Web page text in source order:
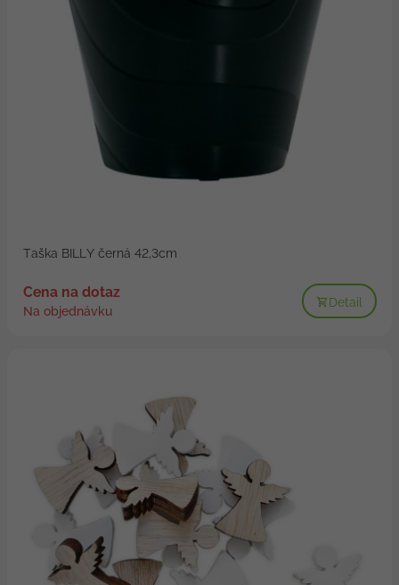
Taška BILLY černá 42,3cm
Cena na dotaz
Na objednávku
Detail